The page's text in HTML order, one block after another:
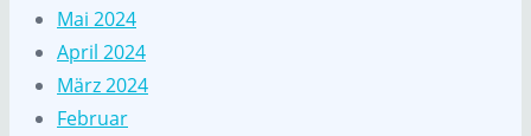
Mai 2024
April 2024
März 2024
Februar